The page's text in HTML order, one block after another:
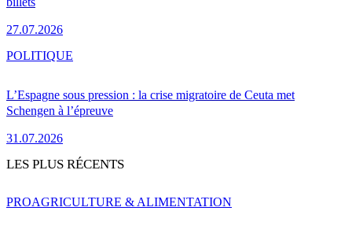
27.07.2026
L’Espagne sous pression : la crise migratoire de Ceuta met
Schengen à l’épreuve
31.07.2026
POLITIQUE
LES PLUS RÉCENTS
PROAGRICULTURE & ALIMENTATION